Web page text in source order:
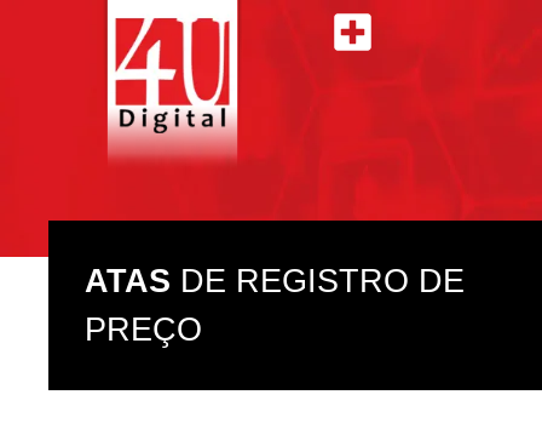
ATAS DE REGISTRO DE
PREÇO